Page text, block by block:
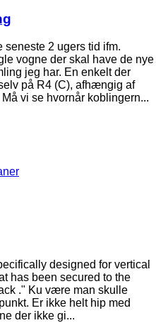
2 ugers tid ifm.
vogne der skal have de nye
jeg har. En enkelt der
på R4 (C), afhængig af
vi se hvornår koblingern...
designed for vertical
has been secured to the
." Ku være man skulle
Er ikke helt hip med
der ikke gi...